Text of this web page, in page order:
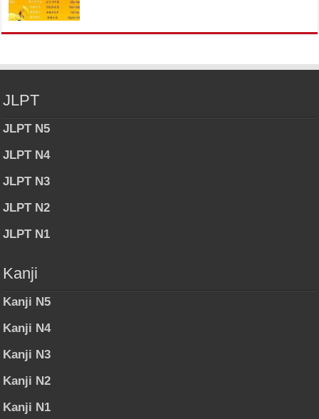
JLPT
JLPT N5
JLPT N4
JLPT N3
JLPT N2
JLPT N1
Kanji
Kanji N5
Kanji N4
Kanji N3
Kanji N2
Kanji N1